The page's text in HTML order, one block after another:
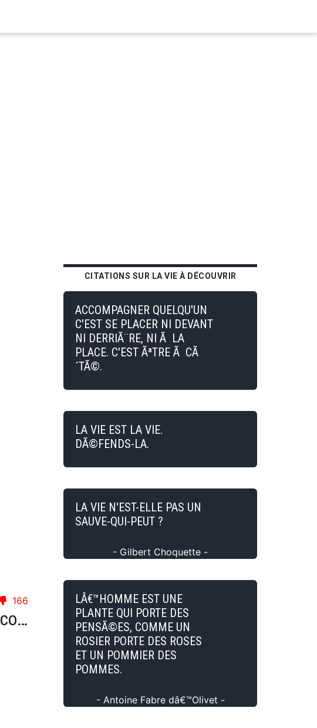
166
Un bel enterrement n'est pas une improvisation. Il faut y consacrer sa vie.
CITATIONS SUR LA VIE À DÉCOUVRIR
ACCOMPAGNER QUELQU'UN
C'EST SE PLACER NI DEVANT
NI DERRIÃ¨RE, NI Ã LA
PLACE. C'EST ÃªTRE Ã CÃ
´TÃ©.
LA VIE EST LA VIE.
DÃ©FENDS-LA.
LA VIE N'EST-ELLE PAS UN
SAUVE-QUI-PEUT ?
- Gilbert Choquette -
LÂ€™HOMME EST UNE
PLANTE QUI PORTE DES
PENSÃ©ES, COMME UN
ROSIER PORTE DES ROSES
ET UN POMMIER DES
POMMES.
- Antoine Fabre dâ€™Olivet -